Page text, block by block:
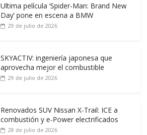
Ultima película ‘Spider‑Man: Brand New
Day’ pone en escena a BMW
29 de julio de 2026
SKYACTIV: ingeniería japonesa que
aprovecha mejor el combustible
29 de julio de 2026
Renovados SUV Nissan X-Trail: ICE a
combustión y e-Power electrificados
28 de julio de 2026